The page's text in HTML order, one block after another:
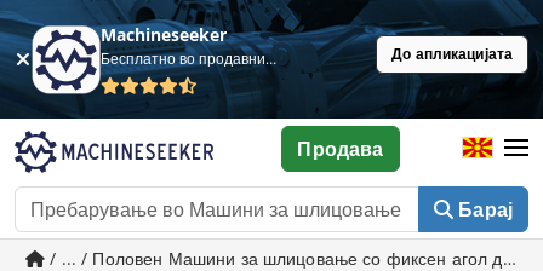
Machineseeker
Бесплатно во продавница До апликацијата
Барај
Продава
/ ... / Половен Машини за шлицовање со фиксен агол до 4